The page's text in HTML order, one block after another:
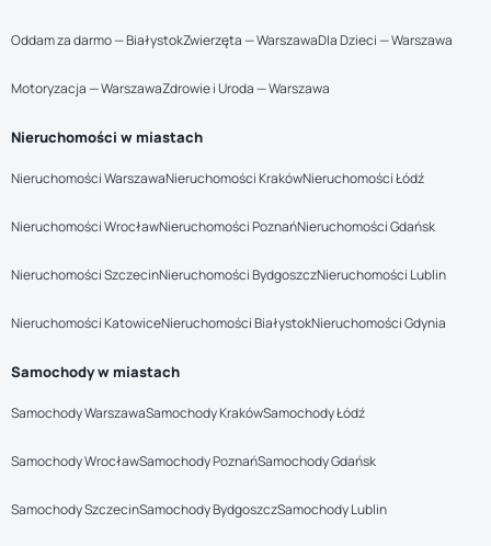
Oddam za darmo — BiałystokZwierzęta — WarszawaDla Dzieci — Warszawa
Motoryzacja — WarszawaZdrowie i Uroda — Warszawa
Nieruchomości w miastach
Nieruchomości WarszawaNieruchomości KrakówNieruchomości Łódź
Nieruchomości WrocławNieruchomości PoznańNieruchomości Gdańsk
Nieruchomości SzczecinNieruchomości BydgoszczNieruchomości Lublin
Nieruchomości KatowiceNieruchomości BiałystokNieruchomości Gdynia
Samochody w miastach
Samochody WarszawaSamochody KrakówSamochody Łódź
Samochody WrocławSamochody PoznańSamochody Gdańsk
Samochody SzczecinSamochody BydgoszczSamochody Lublin